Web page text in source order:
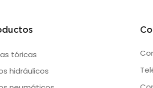
tóricas
hidráulicos